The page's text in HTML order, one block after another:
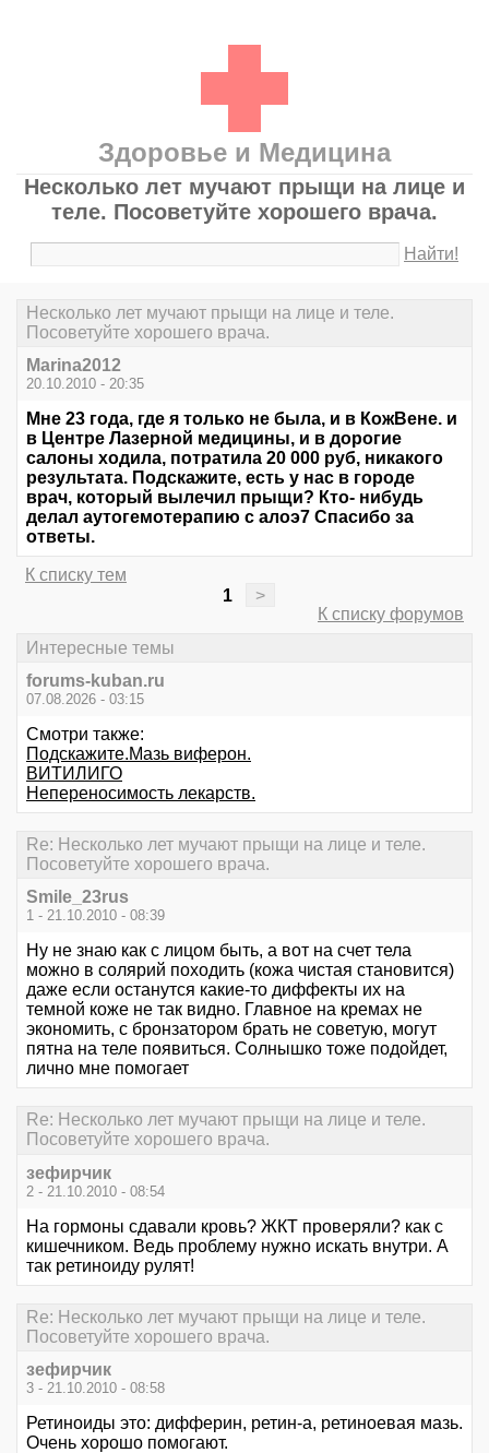
Здоровье и Медицина
Несколько лет мучают прыщи на лице и
теле. Посоветуйте хорошего врача.
Найти!
Несколько лет мучают прыщи на лице и теле.
Посоветуйте хорошего врача.
Marina2012
20.10.2010 - 20:35
Мне 23 года, где я только не была, и в КожВене. и
в Центре Лазерной медицины, и в дорогие
салоны ходила, потратила 20 000 руб, никакого
результата. Подскажите, есть у нас в городе
врач, который вылечил прыщи? Кто- нибудь
делал аутогемотерапию с алоэ7 Спасибо за
ответы.
К списку тем
1
>
К списку форумов
Интересные темы
forums-kuban.ru
07.08.2026 - 03:15
Смотри также:
Подскажите.Мазь виферон.
ВИТИЛИГО
Непереносимость лекарств.
Re: Несколько лет мучают прыщи на лице и теле.
Посоветуйте хорошего врача.
Smile_23rus
1 - 21.10.2010 - 08:39
Ну не знаю как с лицом быть, а вот на счет тела
можно в солярий походить (кожа чистая становится)
даже если останутся какие-то диффекты их на
темной коже не так видно. Главное на кремах не
экономить, с бронзатором брать не советую, могут
пятна на теле появиться. Солнышко тоже подойдет,
лично мне помогает
Re: Несколько лет мучают прыщи на лице и теле.
Посоветуйте хорошего врача.
зефирчик
2 - 21.10.2010 - 08:54
На гормоны сдавали кровь? ЖКТ проверяли? как с
кишечником. Ведь проблему нужно искать внутри. А
так ретиноиду рулят!
Re: Несколько лет мучают прыщи на лице и теле.
Посоветуйте хорошего врача.
зефирчик
3 - 21.10.2010 - 08:58
Ретиноиды это: дифферин, ретин-а, ретиноевая мазь.
Очень хорошо помогают.